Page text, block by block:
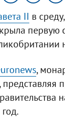
II в
первую
,